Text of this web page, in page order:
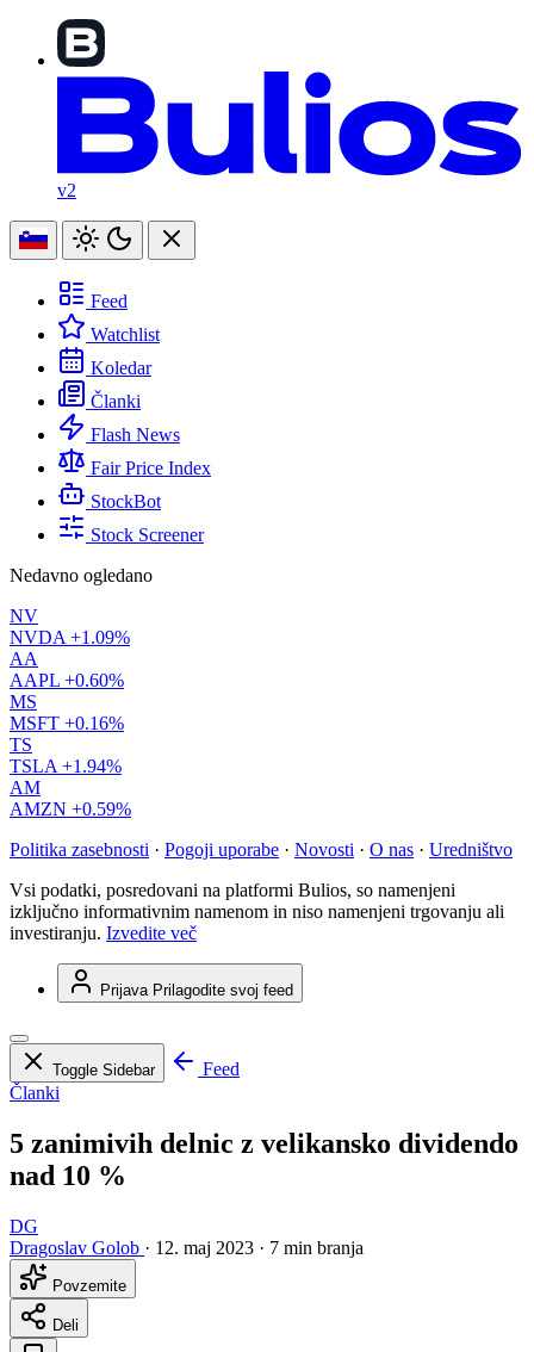
v2
Feed
Watchlist
Koledar
Članki
Flash News
Fair Price Index
StockBot
Stock Screener
Nedavno ogledano
NV
NVDA +1.09%
AA
AAPL +0.60%
MS
MSFT +0.16%
TS
TSLA +1.94%
AM
AMZN +0.59%
Politika zasebnosti · Pogoji uporabe · Novosti · O nas · Uredništvo
Vsi podatki, posredovani na platformi Bulios, so namenjeni
izključno informativnim namenom in niso namenjeni trgovanju ali
investiranju. Izvedite več
Prijava Prilagodite svoj feed
Toggle Sidebar
Feed
Članki
5 zanimivih delnic z velikansko dividendo
nad 10 %
DG
Dragoslav Golob · 12. maj 2023 · 7 min branja
Povzemite
Deli